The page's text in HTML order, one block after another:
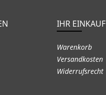
IHR EINKAUF
Warenkorb
Versandkosten
Widerrufsrecht